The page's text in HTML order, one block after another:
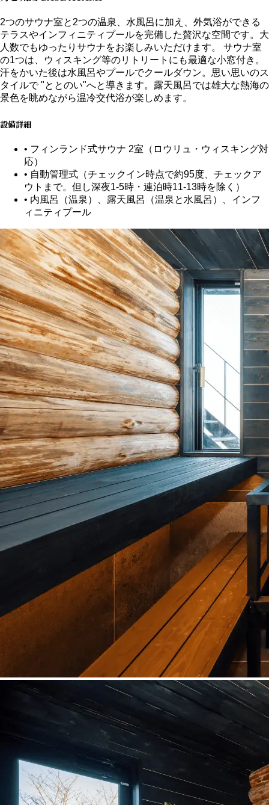
2つのサウナ室と2つの温泉、水風呂に加え、外気浴ができる
テラスやインフィニティプールを完備した贅沢な空間です。大
人数でもゆったりサウナをお楽しみいただけます。 サウナ室
の1つは、ウィスキング等のリトリートにも最適な小窓付き。
汗をかいた後は水風呂やプールでクールダウン。思い思いのス
タイルで "ととのい"へと導きます。露天風呂では雄大な熱海の
景色を眺めながら温冷交代浴が楽しめます。
設備詳細
• フィンランド式サウナ 2室（ロウリュ・ウィスキング対
応）
• 自動管理式（チェックイン時点で約95度、チェックア
ウトまで。但し深夜1-5時・連泊時11-13時を除く）
• 内風呂（温泉）、露天風呂（温泉と水風呂）、インフ
ィニティプール